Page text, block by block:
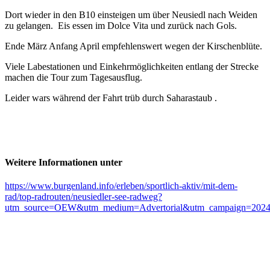
Dort wieder in den B10 einsteigen um über Neusiedl nach Weiden
zu gelangen. Eis essen im Dolce Vita und zurück nach Gols.
Ende März Anfang April empfehlenswert wegen der Kirschenblüte.
Viele Labestationen und Einkehrmöglichkeiten entlang der Strecke
machen die Tour zum Tagesausflug.
Leider wars während der Fahrt trüb durch Saharastaub .
Weitere Informationen unter
https://www.burgenland.info/erleben/sportlich-aktiv/mit-dem-
rad/top-radrouten/neusiedler-see-radweg?